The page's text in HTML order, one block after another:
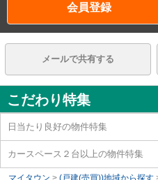
会員登録
メールで共有する
こだわり特集
日当たり良好の物件特集
カースペース２台以上の物件特集
マイタウン > (戸建(売買))地域から探す